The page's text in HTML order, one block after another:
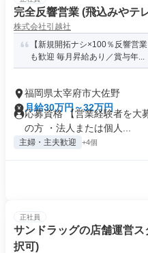
完全反響営業 (飛込みやテ
株式会社引越社
【新規開拓ナシ×100％反響営
も歓迎 毎月昇給あり／賞与年...
福岡県太宰府市大佐野
月給30万円～32万円
応募資格 【営業経験者を大
の方 ・法人または個人...
主婦・主夫歓迎 +4個
正社員
サンドラッグの店舗運営
択可)